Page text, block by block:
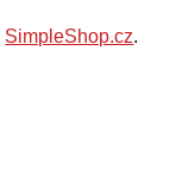
SimpleShop.cz.